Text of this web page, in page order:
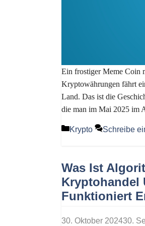
Ein frostiger Meme Coin
Kryptowährungen fährt
Land. Das ist die
die man im Mai 2025 im
Kategorien
Krypto Schreibe
Was Ist
Kryptohandel
Funktioniert
30. Oktober 202430.